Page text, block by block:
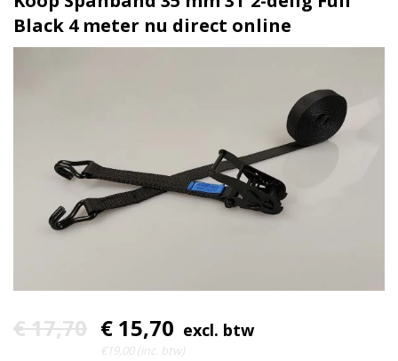
Extra Volledig zwart uitgevoerd
Black 4 meter nu direct online
€ 17,70 € 15,70 excl. btw
€19,00 (inc. btw)